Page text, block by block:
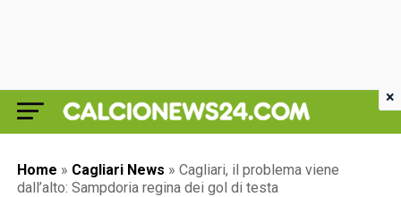
Home » Cagliari News » Cagliari, il problema viene
dall’alto: Sampdoria regina dei gol di testa
×